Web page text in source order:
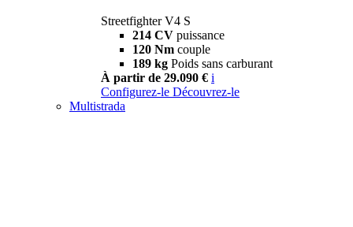
Streetfighter V4 S
214 CV puissance
120 Nm couple
189 kg Poids sans carburant
À partir de 29.090 € i
Configurez-le Découvrez-le
Multistrada